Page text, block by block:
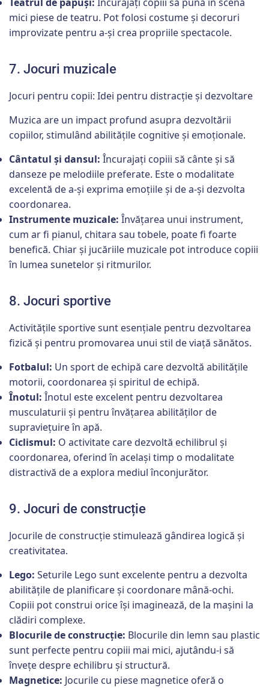
mici piese de teatru. Pot folosi costume și decoruri
improvizate pentru a-și crea propriile spectacole.
7. Jocuri muzicale
Jocuri pentru copii: Idei pentru distracție și dezvoltare
Muzica are un impact profund asupra dezvoltării
copiilor, stimulând abilitățile cognitive și emoționale.
Cântatul și dansul: Încurajați copiii să cânte și să
danseze pe melodiile preferate. Este o modalitate
excelentă de a-și exprima emoțiile și de a-și dezvolta
coordonarea.
Instrumente muzicale: Învățarea unui instrument,
cum ar fi pianul, chitara sau tobele, poate fi foarte
benefică. Chiar și jucăriile muzicale pot introduce copiii
în lumea sunetelor și ritmurilor.
8. Jocuri sportive
Activitățile sportive sunt esențiale pentru dezvoltarea
fizică și pentru promovarea unui stil de viață sănătos.
Fotbalul: Un sport de echipă care dezvoltă abilitățile
motorii, coordonarea și spiritul de echipă.
Înotul: Înotul este excelent pentru dezvoltarea
musculaturii și pentru învățarea abilităților de
supraviețuire în apă.
Ciclismul: O activitate care dezvoltă echilibrul și
coordonarea, oferind în același timp o modalitate
distractivă de a explora mediul înconjurător.
9. Jocuri de construcție
Jocurile de construcție stimulează gândirea logică și
creativitatea.
Lego: Seturile Lego sunt excelente pentru a dezvolta
abilitățile de planificare și coordonare mână-ochi.
Copiii pot construi orice își imaginează, de la mașini la
clădiri complexe.
Blocurile de construcție: Blocurile din lemn sau plastic
sunt perfecte pentru copiii mai mici, ajutându-i să
învețe despre echilibru și structură.
Magnetice: Jocurile cu piese magnetice oferă o